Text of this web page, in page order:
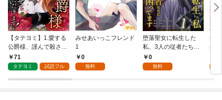
【タテヨミ】1.愛する
公爵様、謹んで殺させ
ていただきます！
71
タテヨミ 試読フル
みせあいっこフレンド
1
0
無料
堕落聖女に転生した
私、3人の従者たちに
抱かれて困ってます 第
1話
0
無料
授
身